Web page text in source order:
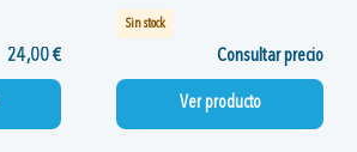
24,00 €
Sin stock
Consultar precio
Ver producto